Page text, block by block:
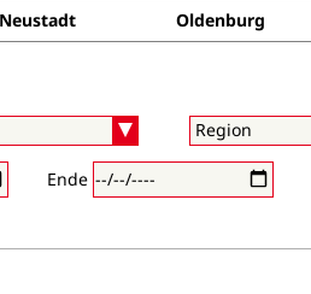
Neustadt Oldenburg
Ende